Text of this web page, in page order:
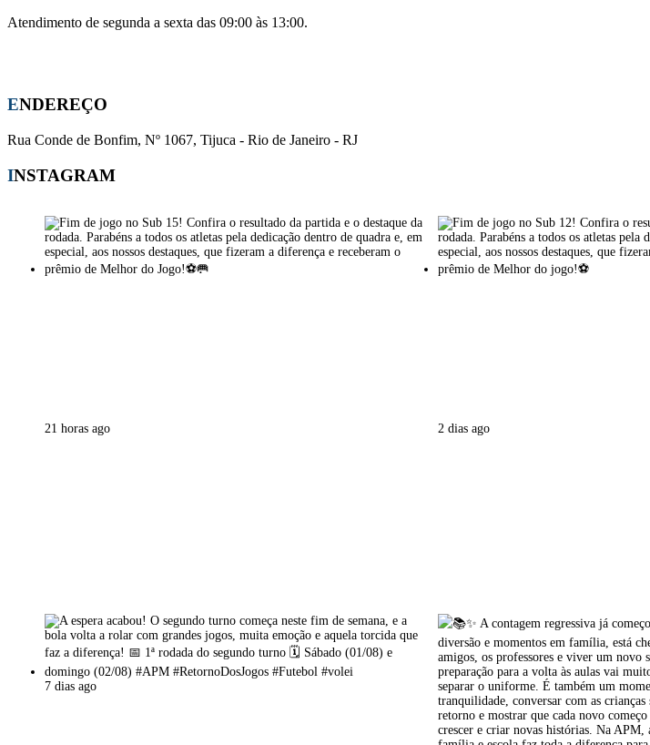
Atendimento de segunda a sexta das 09:00 às 13:00.
ENDEREÇO
Rua Conde de Bonfim, Nº 1067, Tijuca - Rio de Janeiro - RJ
INSTAGRAM
21 horas ago 2 dias ago
7 dias ago